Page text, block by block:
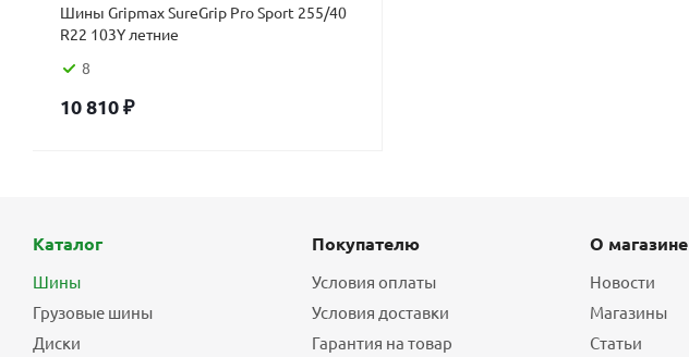
Шины Gripmax SureGrip Pro Sport 255/40
R22 103Y летние
8
10 810₽
Каталог
Шины
Грузовые шины
Диски
Покупателю
Условия оплаты
Условия доставки
Гарантия на товар
О магазине
Новости
Магазины
Статьи